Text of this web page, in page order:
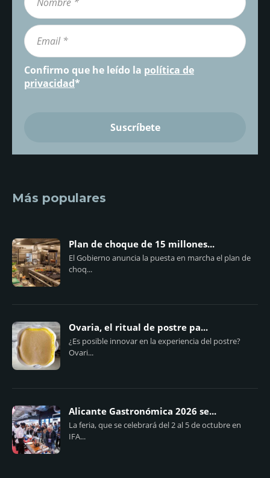
Confirmo que he leído la política de
privacidad*
Más populares
Plan de choque de 15 millones...
El Gobierno anuncia la puesta en marcha el plan de
choq...
Ovaria, el ritual de postre pa...
¿Es posible innovar en la experiencia del postre?
Ovari...
Alicante Gastronómica 2026 se...
La feria, que se celebrará del 2 al 5 de octubre en
IFA...